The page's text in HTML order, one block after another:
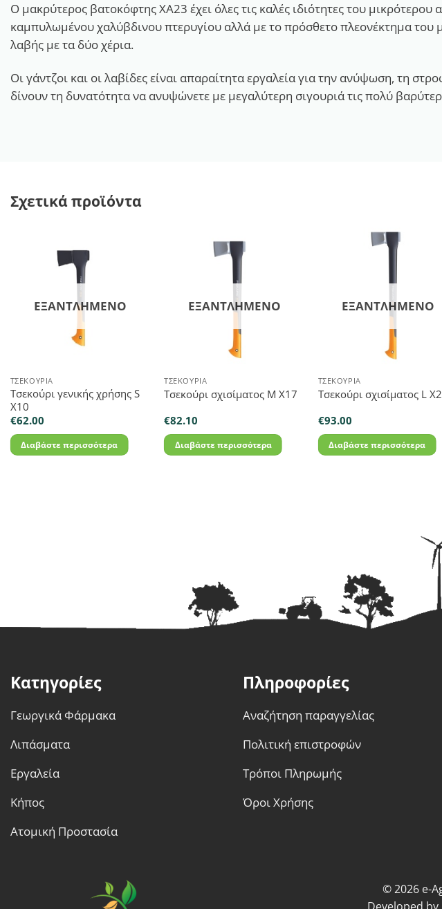
Ο μακρύτερος βατοκόφτης ΧΑ23 έχει όλες τις καλές ιδιότητες του
καμπυλωμένου χαλύβδινου πτερυγίου αλλά με το πρόσθετο πλεονέκτημα του
λαβής με τα δύο χέρια.
Οι γάντζοι και οι λαβίδες είναι απαραίτητα εργαλεία για την ανύψωση, τη
δίνουν τη δυνατότητα να ανυψώνετε με μεγαλύτερη σιγουριά τις πολύ
Σχετικά προϊόντα
ΕΞΑΝΤΛΗΜΈΝΟ
ΤΣΕΚΟΎΡΙΑ
Τσεκούρι γενικής χρήσης S
X10
€62.00
Διαβάστε περισσότερα
ΕΞΑΝΤΛΗΜΈΝΟ
ΤΣΕΚΟΎΡΙΑ
Τσεκούρι σχισίματος M X17
€82.10
Διαβάστε περισσότερα
ΕΞΑΝΤΛΗΜΈΝΟ
ΤΣΕΚΟΎΡΙΑ
Τσεκούρι σχισίματος L
€93.00
Διαβάστε περισσότερα
Κατηγορίες
Γεωργικά Φάρμακα
Λιπάσματα
Εργαλεία
Κήπος
Ατομική Προστασία
Πληροφορίες
Αναζήτηση παραγγελίας
Πολιτική επιστροφών
Τρόποι Πληρωμής
Όροι Χρήσης
© 2026 e-